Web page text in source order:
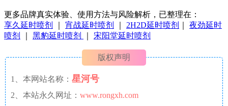
更多品牌真实体验、使用方法与风险解析，已整理在：
享久延时喷剂
宵战延时喷剂 2H2D延时喷剂
夜劲延时
喷剂
黑豹延时喷剂 宋阳堂延时喷剂
版权声明
1、本网站名称： 星河号
2、本站永久网址： www.rongxh.com